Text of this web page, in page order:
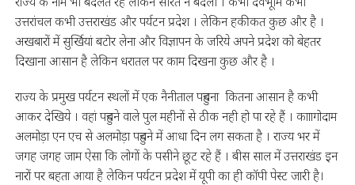
उत्तरांचल कभी उत्तराखंड और पर्यटन प्रदेश । लेकिन हकीकत कुछ और है ।
अखबारों में सुर्खियां बटोर लेना और विज्ञापन के जरिये अपने प्रदेश को बेहतर
दिखाना आसान है लेकिन धरातल पर काम दिखना कुछ और है ।
राज्य के प्रमुख पर्यटन स्थलों में एक नैनीताल पहुचना कितना आसान है कभी
आकर देखिये । वहां पहुचने वाले पुल महीनों से ठीक नही हो पा रहे हैं । कााागोदाम
अलमोड़ा एन एच से अलमोड़ा पहुचने में आधा दिन लग सकता है । राज्य भर में
जगह जगह जाम ऐसा कि लोगों के पसीने छूट रहे हैं । बीस साल में उत्तराखंड इन
नारों पर बहता आया है लेकिन पर्यटन प्रदेश में यूपी का ही कॉपी पेस्ट जारी है।